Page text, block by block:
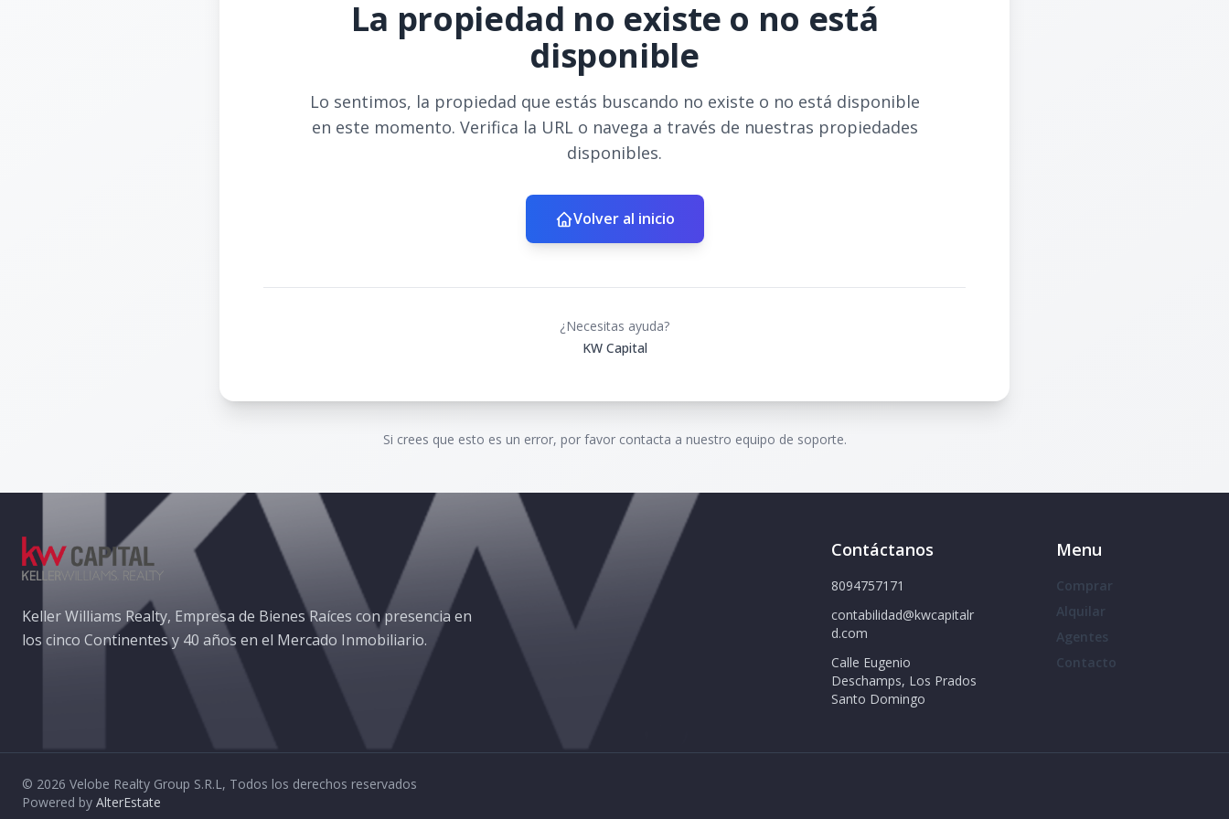
La propiedad no existe o no está
disponible
Lo sentimos, la propiedad que estás buscando no existe o no está disponible
en este momento. Verifica la URL o navega a través de nuestras propiedades
disponibles.
Volver al inicio
¿Necesitas ayuda?
KW Capital
Si crees que esto es un error, por favor contacta a nuestro equipo de soporte.
Keller Williams Realty, Empresa de Bienes Raíces con presencia en
los cinco Continentes y 40 años en el Mercado Inmobiliario.
Contáctanos
8094757171
contabilidad@kwcapitalr
d.com
Calle Eugenio
Deschamps, Los Prados
Santo Domingo
Menu
Comprar
Alquilar
Agentes
Contacto
© 2026 Velobe Realty Group S.R.L, Todos los derechos reservados
Powered by AlterEstate